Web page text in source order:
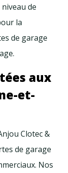
de
la
de garage
aux
et-
Clotec &
de garage
Nos